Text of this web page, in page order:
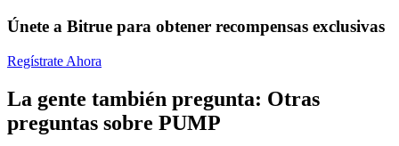
Bloqueos BTR
Únete a Bitrue para obtener recompensas exclusivas
Regístrate Ahora
La gente también pregunta: Otras
preguntas sobre PUMP